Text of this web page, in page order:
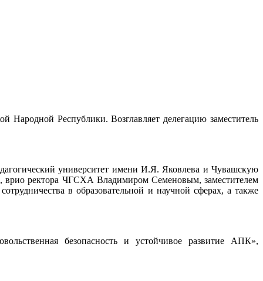
Республики. Возглавляет делегацию заместитель
университет имени И.Я. Яковлева и Чувашскую
врио ректора ЧГСХА Владимиром Семеновым, заместителем
в образовательной и научной сферах, а также
безопасность и устойчивое развитие АПК»,